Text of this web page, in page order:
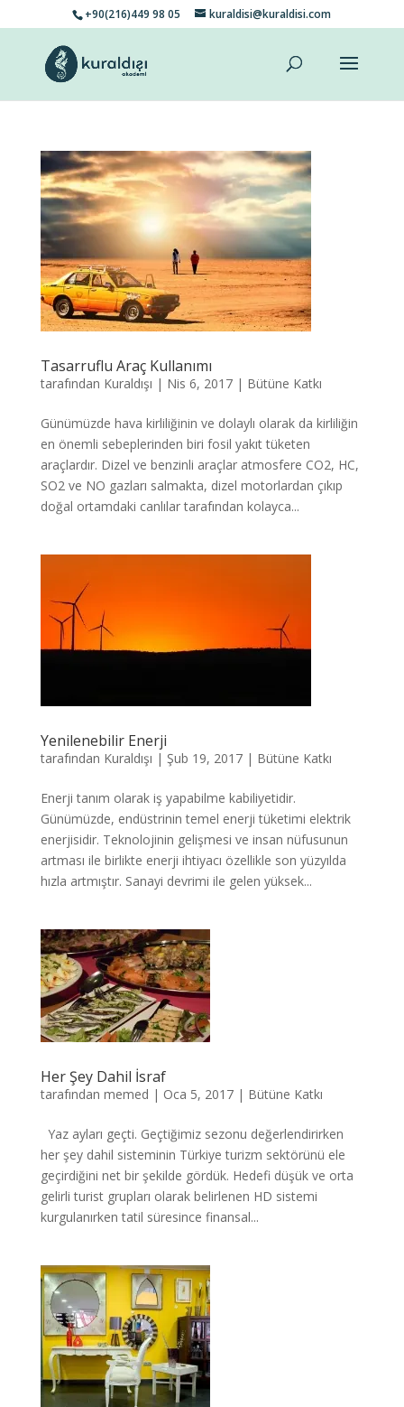
+90(216)449 98 05 kuraldisi@kuraldisi.com
Tasarruflu Araç Kullanımı
tarafından Kuraldışı | Nis 6, 2017| Bütüne Katkı
Günümüzde hava kirliliğinin ve dolaylı olarak da kirliliğin
en önemli sebeplerinden biri fosil yakıt tüketen
araçlardır. Dizel ve benzinli araçlar atmosfere CO2, HC,
SO2 ve NO gazları salmakta, dizel motorlardan çıkıp
doğal ortamdaki canlılar tarafından kolayca...
Yenilenebilir Enerji
tarafından Kuraldışı | Şub 19, 2017| Bütüne Katkı
Enerji tanım olarak iş yapabilme kabiliyetidir.
Günümüzde, endüstrinin temel enerji tüketimi elektrik
enerjisidir. Teknolojinin gelişmesi ve insan nüfusunun
artması ile birlikte enerji ihtiyacı özellikle son yüzyılda
hızla artmıştır. Sanayi devrimi ile gelen yüksek...
Her Şey Dahil İsraf
tarafından memed | Oca 5, 2017| Bütüne Katkı
Yaz ayları geçti. Geçtiğimiz sezonu değerlendirirken
her şey dahil sisteminin Türkiye turizm sektörünü ele
geçirdiğini net bir şekilde gördük. Hedefi düşük ve orta
gelirli turist grupları olarak belirlenen HD sistemi
kurgulanırken tatil süresince finansal...